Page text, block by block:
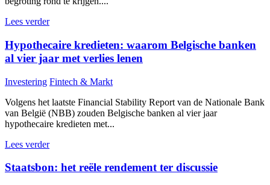
Lees verder
Hypothecaire kredieten: waarom Belgische banken
al vier jaar met verlies lenen
Investering Fintech & Markt
Volgens het laatste Financial Stability Report van de Nationale Bank
van België (NBB) zouden Belgische banken al vier jaar
hypothecaire kredieten met...
Lees verder
Staatsbon: het reële rendement ter discussie